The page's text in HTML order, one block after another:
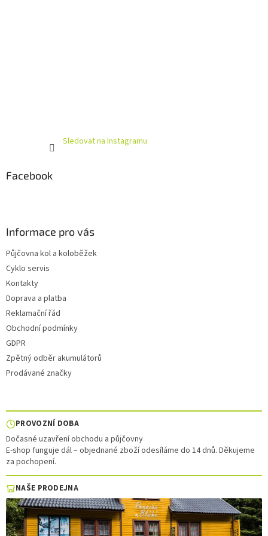
Sledovat na Instagramu
Facebook
Informace pro vás
Půjčovna kol a koloběžek
Cyklo servis
Kontakty
Doprava a platba
Reklamační řád
Obchodní podmínky
GDPR
Zpětný odběr akumulátorů
Prodávané značky
PROVOZNÍ DOBA
Dočasné uzavření obchodu a půjčovny
E-shop funguje dál – objednané zboží odesíláme do 14 dnů. Děkujeme
za pochopení.
NAŠE PRODEJNA